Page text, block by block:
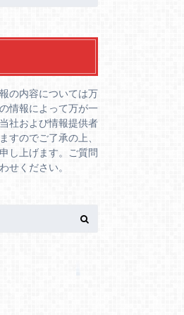
の内容については万
情報によって万が一
社および情報提供者
すのでご了承の上、
し上げます。ご質問
せください。